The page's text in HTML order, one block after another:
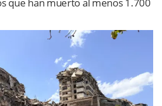
que han muerto al menos 1.700